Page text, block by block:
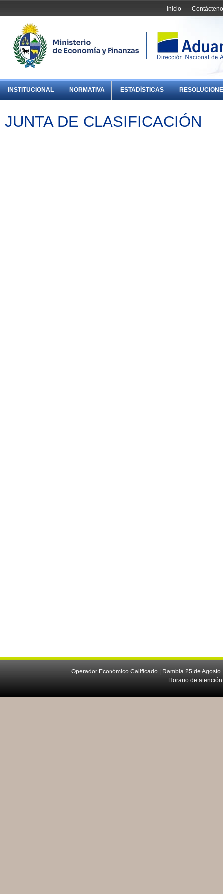
Inicio
INSTITUCIONAL NORMATIVA ESTADÍSTICAS
JUNTA DE CLASIFICACIÓN
Operador Económico Calificado | Rambla 25 de
Horario de